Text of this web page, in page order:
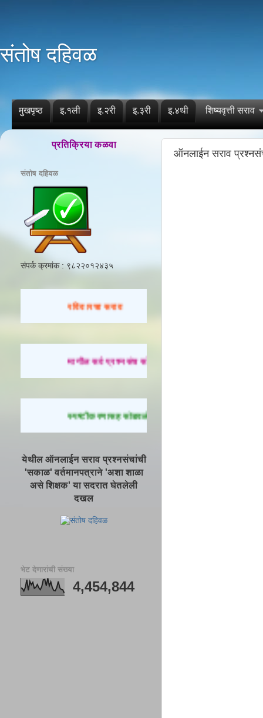
संतोष दहिवळ
मुखपृष्ठ इ.१ली इ.२री इ.३री इ.४थी शिष्यवृत्ती सराव
ऑनलाईन सराव
प्रतिक्रिया कळवा
संतोष दहिवळ
संपर्क क्रमांक : ९८२२०१२४३५
रविवारचा सराव
मागील सर्व प्रश्नसंच सोडवण्यासाठी येथे क्लिक करा.
स्पष्टीकरणासह सोडवलेले प्रश्न पाहण्यासाठी येथे क्लिक
येथील ऑनलाईन सराव प्रश्नसंचांची
'सकाळ' वर्तमानपत्राने 'अशा शाळा
असे शिक्षक' या सदरात घेतलेली
दखल
भेट देणारांची संख्या
4,454,844